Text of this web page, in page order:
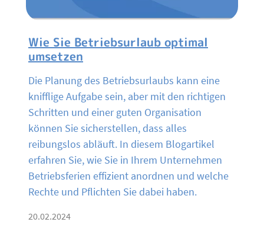
Wie Sie Betriebsurlaub optimal
umsetzen
Die Planung des Betriebsurlaubs kann eine
knifflige Aufgabe sein, aber mit den richtigen
Schritten und einer guten Organisation
können Sie sicherstellen, dass alles
reibungslos abläuft. In diesem Blogartikel
erfahren Sie, wie Sie in Ihrem Unternehmen
Betriebsferien effizient anordnen und welche
Rechte und Pflichten Sie dabei haben.
20.02.2024